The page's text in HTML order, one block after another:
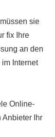
sie
fix Ihre
an den
Internet
Online-
Anbieter Ihr